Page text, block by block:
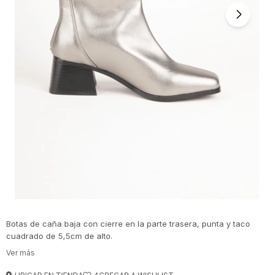
Botas de caña baja con cierre en la parte trasera, punta y taco
cuadrado de 5,5cm de alto.